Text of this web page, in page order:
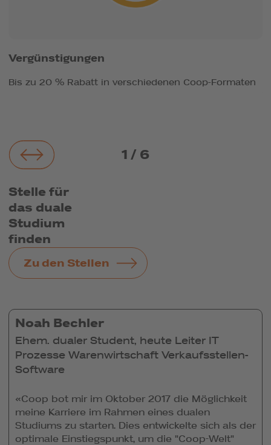
Vergünstigungen
Bis zu 20 % Rabatt in verschiedenen Coop-Formaten
1 / 6
Stelle für
das duale
Studium
finden
Zu den Stellen
Ehem. dualer Student, heute Leiter IT
Prozesse Warenwirtschaft Verkaufsstellen-
Software
Noah Bechler
«Coop bot mir im Oktober 2017 die Möglichkeit
meine Karriere im Rahmen eines dualen
Studiums zu starten. Dies entwickelte sich als der
optimale Einstiegspunkt, um die "Coop-Welt"